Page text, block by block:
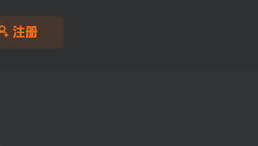
注册